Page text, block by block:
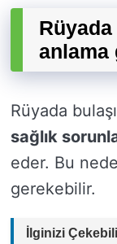
anlama
Rüyada
sağlık
eder. Bu
gerekebilir.
İlginizi